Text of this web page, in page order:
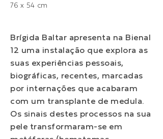
76 x 54 cm
Brígida Baltar apresenta na Bienal
12 uma instalação que explora as
suas experiências pessoais,
biográficas, recentes, marcadas
por internações que acabaram
com um transplante de medula.
Os sinais destes processos na sua
pele transformaram-se em